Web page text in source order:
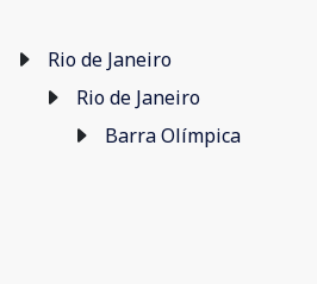
Rio de Janeiro
Rio de Janeiro
Barra Olímpica